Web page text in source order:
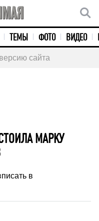
ТЕМЫ ФОТО ВИДЕО
сайта
МАРКУ
в